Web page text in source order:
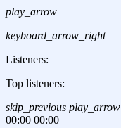
play_arrow
keyboard_arrow_right
Listeners:
Top listeners:
skip_previous play_arrow
00:00 00:00